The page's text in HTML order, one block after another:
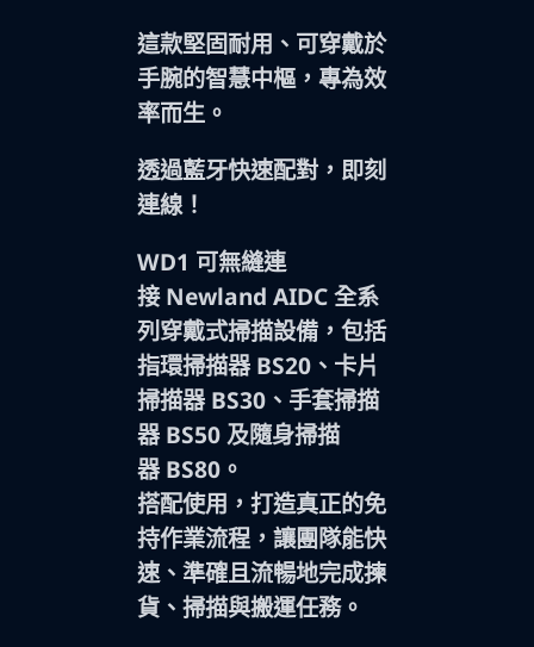
這款堅固耐用、可穿戴於
手腕的智慧中樞，專為效
率而生。
透過藍牙快速配對，即刻
連線！
WD1 可無縫連
接 Newland AIDC 全系
列穿戴式掃描設備，包括
指環掃描器 BS20、卡片
掃描器 BS30、手套掃描
器 BS50 及隨身掃描
器 BS80。
搭配使用，打造真正的免
持作業流程 ，讓團隊能快
速、準確且流暢地完成揀
貨、掃描與搬運任務。